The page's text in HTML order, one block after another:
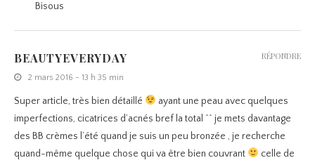
Bisous
BEAUTYEVERYDAY
2 mars 2016 - 13 h 35 min
Super article, très bien détaillé
ayant une peau avec quelques
imperfections, cicatrices d’acnés bref la total ^^ je mets davantage
des BB crèmes l’été quand je suis un peu bronzée , je recherche
quand-même quelque chose qui va être bien couvrant
celle de
RÉPONDRE